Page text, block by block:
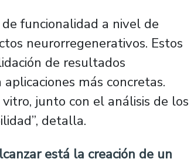
funcionalidad a nivel de
neurorregenerativos. Estos
de resultados
más concretas.
junto con el análisis de los
detalla.
está la creación de un